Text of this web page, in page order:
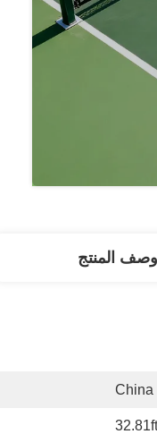
وصف المنتج
China